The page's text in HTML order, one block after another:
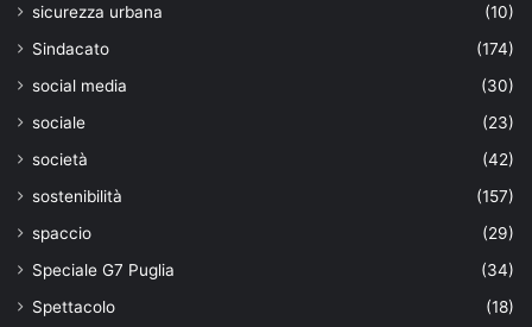
sicurezza urbana
(10)
Sindacato
(174)
social media
(30)
sociale
(23)
società
(42)
sostenibilità
(157)
spaccio
(29)
Speciale G7 Puglia
(34)
Spettacolo
(18)